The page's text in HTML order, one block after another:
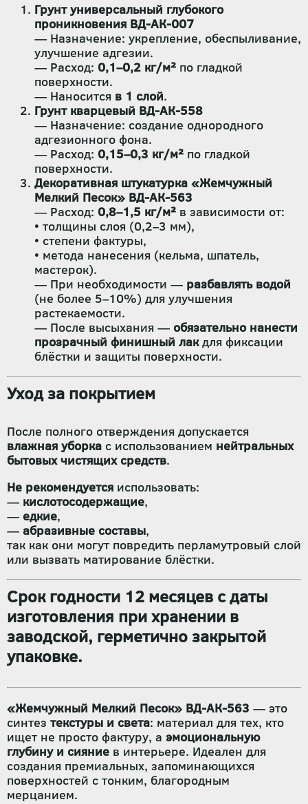
Грунт универсальный глубокого
проникновения ВД-АК-007
— Назначение: укрепление, обеспыливание,
улучшение адгезии.
— Расход: 0,1–0,2 кг/м² по гладкой
поверхности.
— Наносится в 1 слой.
Грунт кварцевый ВД-АК-558
— Назначение: создание однородного
адгезионного фона.
— Расход: 0,15–0,3 кг/м² по гладкой
поверхности.
Декоративная штукатурка «Жемчужный
Мелкий Песок» ВД-АК-563
— Расход: 0,8–1,5 кг/м² в зависимости от:
• толщины слоя (0,2–3 мм),
• степени фактуры,
• метода нанесения (кельма, шпатель,
мастерок).
— При необходимости — разбавлять водой
(не более 5–10%) для улучшения
растекаемости.
— После высыхания — обязательно нанести
прозрачный финишный лакдля фиксации
блёстки и защиты поверхности.
Уход за покрытием
После полного отверждения допускается
влажная уборка с использованием нейтральных
бытовых чистящих средств.
Не рекомендуется использовать:
— кислотосодержащие,
— едкие,
— абразивные составы,
так как они могут повредить перламутровый слой
или вызвать матирование блёстки.
Срок годности 12 месяцев с даты
изготовления при хранении в
заводской, герметично закрытой
упаковке.
«Жемчужный Мелкий Песок» ВД-АК-563 — это
синтез текстуры и света: материал для тех, кто
ищет не просто фактуру, а эмоциональную
глубину и сияние в интерьере. Идеален для
создания премиальных, запоминающихся
поверхностей с тонким, благородным
мерцанием.